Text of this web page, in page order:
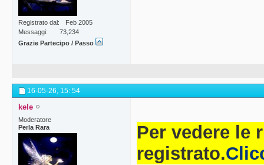
Registrato dal
Feb 2005
Messaggi
73,234
Grazie Partecipo / Passo
16-05-26, 15: 54
kele
Moderatore
Perla Rara
Per vedere le
registrato.